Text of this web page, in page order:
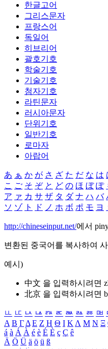
한글고어
그리스문자
프랑스어
독일어
히브리어
괄호기호
학술기호
기술기호
첨자기호
라틴문자
러시아문자
단위기호
일반기호
로마자
아랍어
あ ぁ か が さ ざ た だ な は
こ ご そ ぞ と ど の ほ ぼ ぽ
ア ァ カ サ ザ タ ダ ナ ハ バ
ソ ゾ ト ド ノ ホ ボ ポ モ ヨ
http://chineseinput.net/에서
변환된 중국어를 복사하여
예시)
中文 을 입력하시려면
北京 을 입력하시려면
ㅥ ㅦ ㅧ ㅨ ㅩ ㅪ ㅫ ㅬ ㅭ ㅮ
Α Β ΓΔ Ε Ζ Η Θ Ι ΚΛ Μ Ν Ξ
á à Á À é è É È ç Ç ê
Ä Ö Ü ä ö ü ß